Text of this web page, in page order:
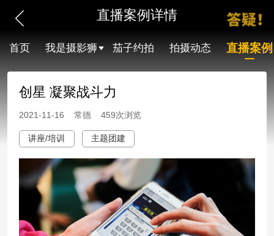
直播案例详情
首页 我是摄影狮 茄子约拍 拍摄动态 直播案例
创星 凝聚战斗力
2021-11-16 常德 459次浏览
讲座/培训 主题团建